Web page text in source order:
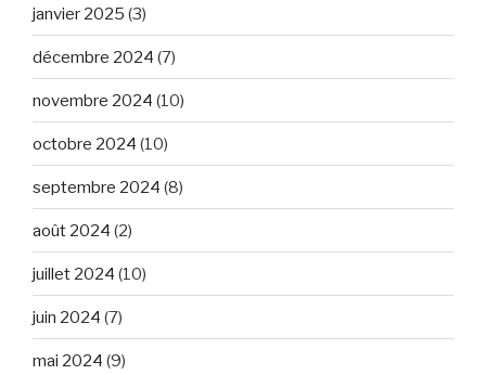
janvier 2025 (3)
décembre 2024 (7)
novembre 2024 (10)
octobre 2024 (10)
septembre 2024 (8)
août 2024 (2)
juillet 2024 (10)
juin 2024 (7)
mai 2024 (9)